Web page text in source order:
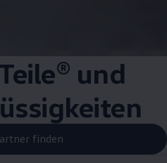
und
finden